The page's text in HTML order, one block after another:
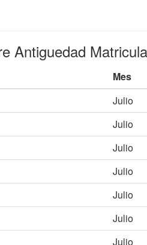
Antiguedad
Mes
Julio
Julio
Julio
Julio
Julio
Julio
Julio